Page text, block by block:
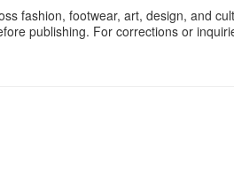
fashion, footwear, art, design, and
publishing. For corrections or